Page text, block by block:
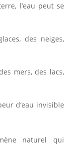
l’eau peut se
des neiges,
mers, des lacs,
d’eau invisible
naturel qui